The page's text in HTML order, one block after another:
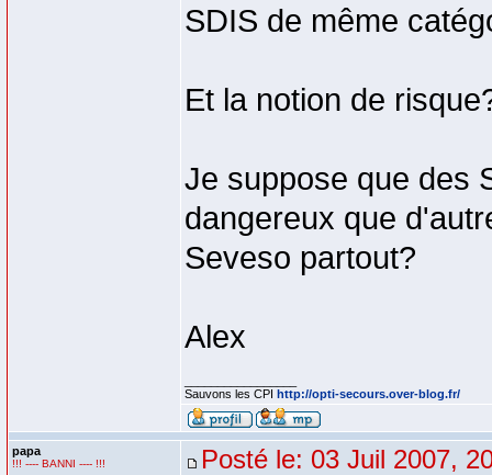
SDIS de même
Et la notion de
Je suppose que des
dangereux que
Seveso partout?
Alex
Sauvons les CPI http://opti-secours.over-blog.fr/
papa
!!! ---- BANNI ---- !!! Posté le: 03 Juil 2007,